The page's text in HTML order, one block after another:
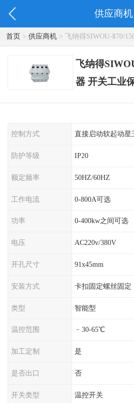
供应商机
首页> 供应商机> 飞纳得SIWOU-Ⅱ70/
电源防雷
飞纳得
器 开关工业
控制方式 直接启动软起动星
防护等级 IP20
额定频率 50HZ/60HZ
工作电流 0-800A可选
功率 0-400kw之间可选
电压 AC220v/380V
开孔尺寸 91x45mm
安装方式 卡扣固定螺丝固定
类型 智能型
温控范围 ﹣30-65℃
加工定制 是
是否出口 否
开关类型 温控开关